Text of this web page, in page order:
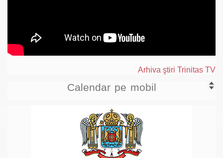
Arhiva ştiri Trinitas TV
Calendar pe mobil